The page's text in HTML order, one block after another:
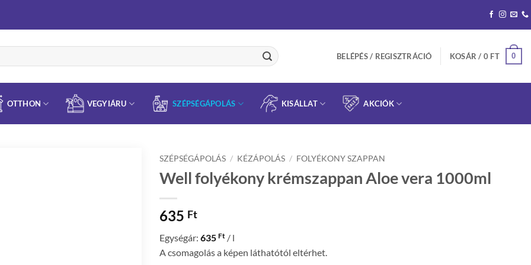
BELÉPÉS / REGISZTRÁCIÓ KOSÁR / 0 FT 0
OTTHON VEGYIÁRU SZÉPSÉGÁPOLÁS KISÁLLAT AKCIÓK
SZÉPSÉGÁPOLÁS / KÉZÁPOLÁS / FOLYÉKONY SZAPPAN
Well folyékony krémszappan Aloe vera 1000ml
635 Ft
Egységár: 635 Ft / l
A csomagolás a képen láthatótól eltérhet.